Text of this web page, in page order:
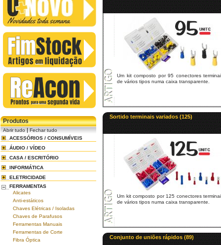
Produtos
Abrir tudo|Fechar tudo
ACESSÓRIOS / CONSUMÍVEIS
ÁUDIO / VÍDEO
CASA / ESCRITÓRIO
INFORMÁTICA
ELETRICIDADE
FERRAMENTAS
Alicates
Anti-estáticos
Chaves Elétricas / Isoladas
Chaves de Parafusos
Ferramentas Manuais
Ferramentas de Corte
Fibra Óptica
Um kit composto por 95 conectores
de vários tipos numa caixa transparente.
Sortido terminais variados (125)
Um kit composto por 125 conectores
de vários tipos numa caixa transparente.
Conjunto de uniões rápidos (89)